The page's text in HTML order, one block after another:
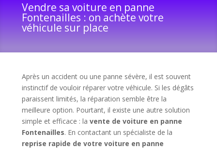
Vendre sa voiture en panne
Fontenailles : on achète votre
véhicule sur place
Après un accident ou une panne sévère, il est souvent
instinctif de vouloir réparer votre véhicule. Si les dégâts
paraissent limités, la réparation semble être la
meilleure option. Pourtant, il existe une autre solution
simple et efficace : la vente de voiture en panne
Fontenailles. En contactant un spécialiste de la
reprise rapide de votre voiture en panne